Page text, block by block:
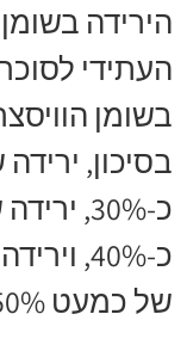
הירידה בשומן
של כמעט 50% בסיכון.